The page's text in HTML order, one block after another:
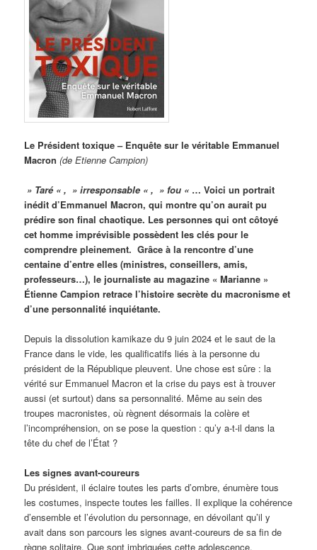
Le Président toxique – Enquête sur le véritable Emmanuel
Macron(de Etienne Campion)
» Taré « , » irresponsable « , » fou « … Voici un portrait
inédit d’Emmanuel Macron, qui montre qu’on aurait pu
prédire son final chaotique. Les personnes qui ont côtoyé
cet homme imprévisible possèdent les clés pour le
comprendre pleinement. Grâce à la rencontre d’une
centaine d’entre elles (ministres, conseillers, amis,
professeurs…), le journaliste au magazine « Marianne »
Étienne Campion retrace l’histoire secrète du macronisme et
d’une personnalité inquiétante.
Depuis la dissolution kamikaze du 9 juin 2024 et le saut de la
France dans le vide, les qualificatifs liés à la personne du
président de la République pleuvent. Une chose est sûre : la
vérité sur Emmanuel Macron et la crise du pays est à trouver
aussi (et surtout) dans sa personnalité. Même au sein des
troupes macronistes, où règnent désormais la colère et
l’incompréhension, on se pose la question : qu’y a-t-il dans la
tête du chef de l’État ?
Les signes avant-coureurs
Du président, il éclaire toutes les parts d’ombre, énumère tous
les costumes, inspecte toutes les failles. Il explique la cohérence
d’ensemble et l’évolution du personnage, en dévoilant qu’il y
avait dans son parcours les signes avant-coureurs de sa fin de
règne solitaire. Que sont imbriquées cette adolescence,